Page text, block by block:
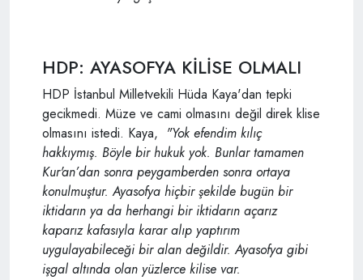
HDP: AYASOFYA KİLİSE OLMALI
HDP İstanbul Milletvekili Hüda Kaya'dan tepki
gecikmedi. Müze ve cami olmasını değil direk klise
olmasını istedi. Kaya, "Yok efendim kılıç
hakkıymış. Böyle bir hukuk yok. Bunlar tamamen
Kur'an’dan sonra peygamberden sonra ortaya
konulmuştur. Ayasofya hiçbir şekilde bugün bir
iktidarın ya da herhangi bir iktidarın açarız
kaparız kafasıyla karar alıp yaptırım
uygulayabileceği bir alan değildir. Ayasofya gibi
işgal altında olan yüzlerce kilise var.